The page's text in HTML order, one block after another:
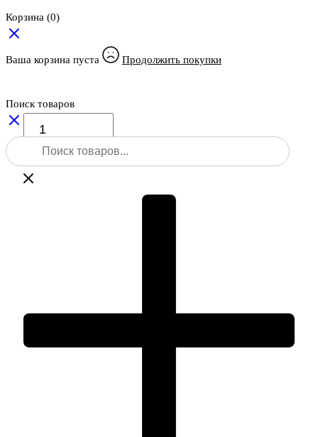
Количество
товара
Vega
5B
Корзина (0)
Ваша корзина пуста Продолжить покупки
Поиск товаров
Поиск
товаров